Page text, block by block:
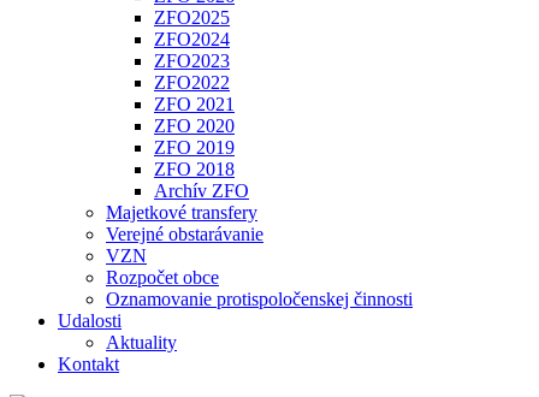
ZFO2025
ZFO2024
ZFO2023
ZFO2022
ZFO 2021
ZFO 2020
ZFO 2019
ZFO 2018
Archív ZFO
Majetkové transfery
Verejné obstarávanie
VZN
Rozpočet obce
Oznamovanie protispoločenskej činnosti
Udalosti
Aktuality
Kontakt